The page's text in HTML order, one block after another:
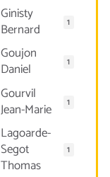
Ginisty
Bernard
1
Goujon
Daniel
1
Gourvil
Jean-Marie
1
Lagoarde-
Segot
Thomas
1